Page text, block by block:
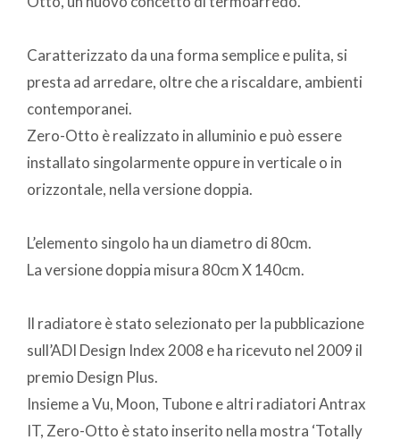
Caratterizzato da una forma semplice e pulita, si
presta ad arredare, oltre che a riscaldare, ambienti
contemporanei.
Zero-Otto è realizzato in alluminio e può essere
installato singolarmente oppure in verticale o in
orizzontale, nella versione doppia.
L’elemento singolo ha un diametro di 80cm.
La versione doppia misura 80cm X 140cm.
Il radiatore è stato selezionato per la pubblicazione
sull’ADI Design Index 2008 e ha ricevuto nel 2009 il
premio Design Plus.
Insieme a Vu, Moon, Tubone e altri radiatori Antrax
IT, Zero-Otto è stato inserito nella mostra ‘Totally